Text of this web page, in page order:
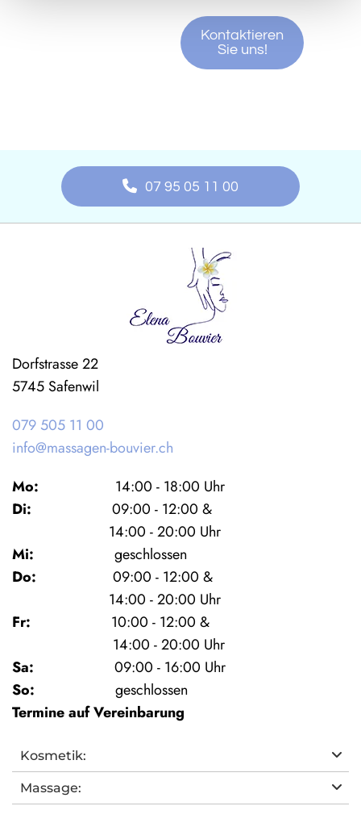
Kontaktieren
Sie uns!
07 95 05 11 00
Dorfstrasse 22
5745 Safenwil
079 505 11 00
info@massagen-bouvier.ch
Mo: 14:00 - 18:00 Uhr
Di:
09:00 - 12:00 &
14:00 - 20:00 Uhr
Mi:
geschlossen
Do:
09:00 - 12:00 &
14:00 - 20:00 Uhr
Fr:
10:00 - 12:00 &
14:00 - 20:00 Uhr
Sa: 09:00 - 16:00 Uhr
So:
geschlossen
Termine auf Vereinbarung
Kosmetik:
Massage: